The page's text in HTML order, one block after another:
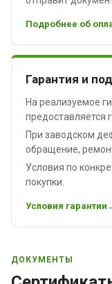
Подробнее об
Гарантия и
На реализуемое
предоставляется
При заводском
обращение,
Условия по
покупки.
Условия гарантии
ДОКУМЕНТЫ